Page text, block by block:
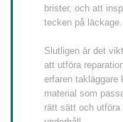
brister, och att
tecken på läckage.
Slutligen är det
att utföra
erfaren takläggare
material som
rätt sätt och utföra